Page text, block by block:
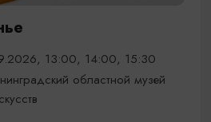
13:00, 14:00, 15:30
областной музей